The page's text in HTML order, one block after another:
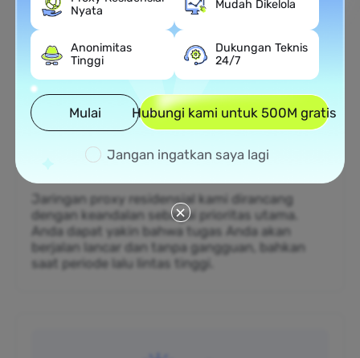
99,99% Uptime
Jaringan proxy residensial kami dirancang
dengan keandalan sebagai prioritas utama.
Anda dapat yakin bahwa tugas Anda akan
berjalan lancar dan tanpa gangguan, bahkan
saat periode lalu lintas tinggi.
Nyata
Mudah Dikelola
Anonimitas
Tinggi
Dukungan Teknis
24/7
Mulai Hubungi kami untuk 500M gratis
Jangan ingatkan saya lagi